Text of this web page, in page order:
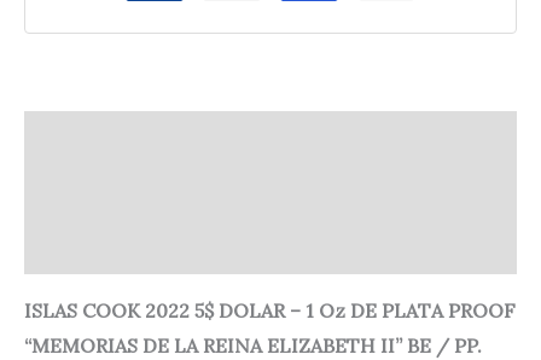
ISLAS COOK 2022 5$ DOLAR – 1 Oz DE PLATA PROOF
“MEMORIAS DE LA REINA ELIZABETH II” BE / PP.